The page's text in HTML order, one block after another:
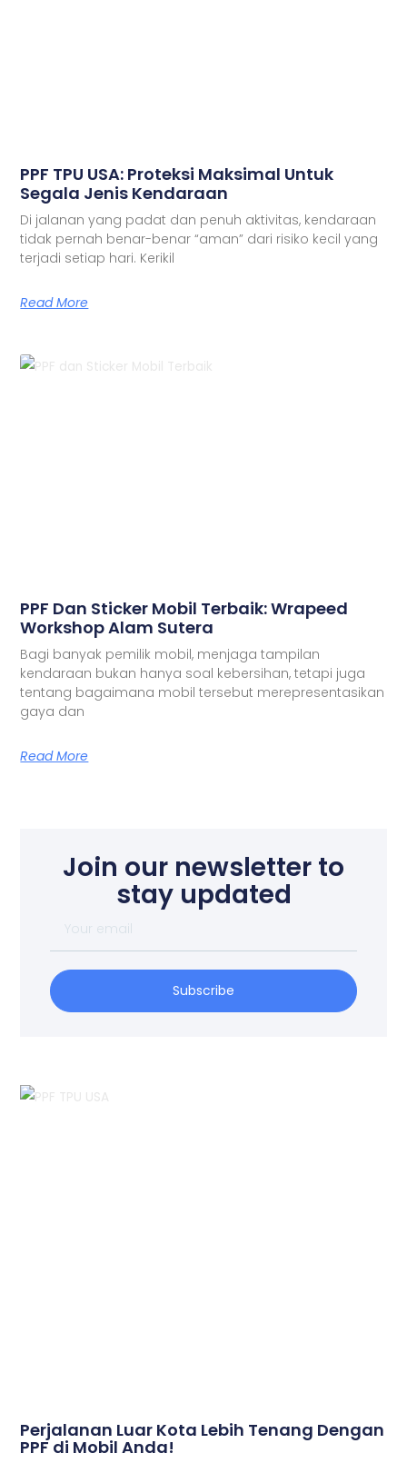
PPF TPU USA: Proteksi Maksimal Untuk
Segala Jenis Kendaraan
Di jalanan yang padat dan penuh aktivitas, kendaraan
tidak pernah benar-benar “aman” dari risiko kecil yang
terjadi setiap hari. Kerikil
Read More
PPF Dan Sticker Mobil Terbaik: Wrapeed
Workshop Alam Sutera
Bagi banyak pemilik mobil, menjaga tampilan
kendaraan bukan hanya soal kebersihan, tetapi juga
tentang bagaimana mobil tersebut merepresentasikan
gaya dan
Read More
Join our newsletter to
stay updated
email
Subscribe
Perjalanan Luar Kota Lebih Tenang Dengan
PPF di Mobil Anda!